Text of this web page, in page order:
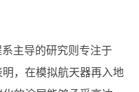
主导的研究则专注于
，在模拟航天器再入地